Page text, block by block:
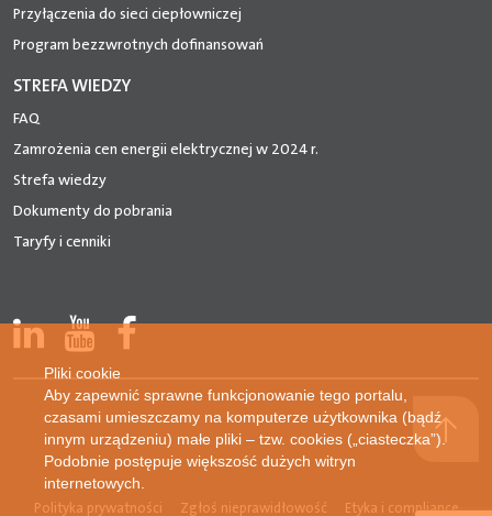
Przyłączenia do sieci ciepłowniczej
Program bezzwrotnych dofinansowań
STREFA WIEDZY
FAQ
Zamrożenia cen energii elektrycznej w 2024 r.
Strefa wiedzy
Dokumenty do pobrania
Taryfy i cenniki
Polityka prywatności Zgłoś nieprawidłowość Etyka i compliance
Pliki cookie
Aby zapewnić sprawne funkcjonowanie tego portalu,
czasami umieszczamy na komputerze użytkownika (bądź
innym urządzeniu) małe pliki – tzw. cookies („ciasteczka”).
Podobnie postępuje większość dużych witryn
internetowych.